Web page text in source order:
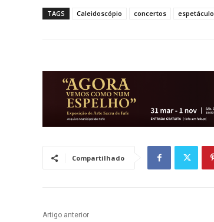
TAGS Caleidoscópio concertos espetáculo
Compartilhado
Artigo anterior